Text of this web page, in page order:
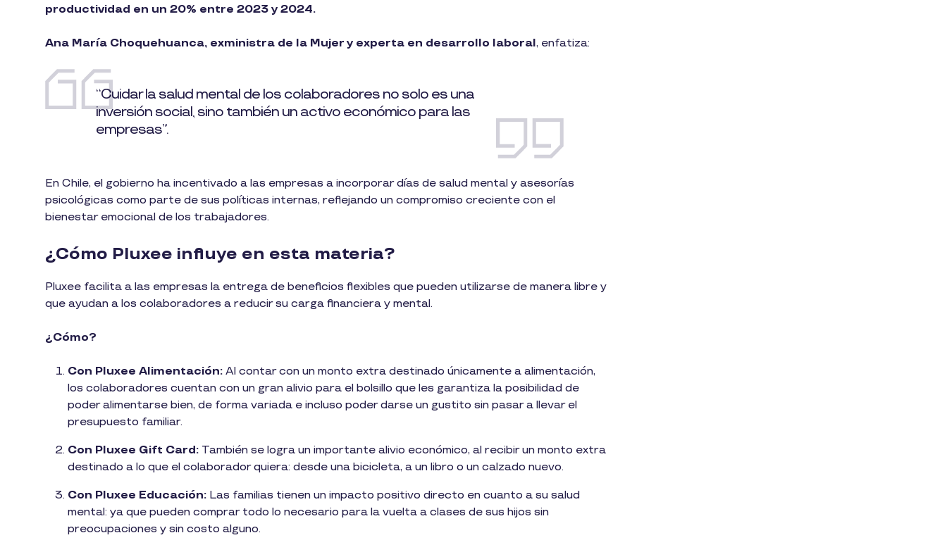
productividad en un 20% entre 2023 y 2024.
Ana María Choquehuanca, exministra de la Mujer y experta en desarrollo laboral, enfatiza:
“Cuidar la salud mental de los colaboradores no solo es una
inversión social, sino también un activo económico para las
empresas”.
En Chile, el gobierno ha incentivado a las empresas a incorporar días de salud mental y asesorías
psicológicas como parte de sus políticas internas, reflejando un compromiso creciente con el
bienestar emocional de los trabajadores.
¿Cómo Pluxee influye en esta materia?
Pluxee facilita a las empresas la entrega de beneficios flexibles que pueden utilizarse de manera libre y
que ayudan a los colaboradores a reducir su carga financiera y mental.
¿Cómo?
Con Pluxee Alimentación: Al contar con un monto extra destinado únicamente a alimentación,
los colaboradores cuentan con un gran alivio para el bolsillo que les garantiza la posibilidad de
poder alimentarse bien, de forma variada e incluso poder darse un gustito sin pasar a llevar el
presupuesto familiar.
Con Pluxee Gift Card: También se logra un importante alivio económico, al recibir un monto extra
destinado a lo que el colaborador quiera: desde una bicicleta, a un libro o un calzado nuevo.
Con Pluxee Educación: Las familias tienen un impacto positivo directo en cuanto a su salud
mental: ya que pueden comprar todo lo necesario para la vuelta a clases de sus hijos sin
preocupaciones y sin costo alguno.